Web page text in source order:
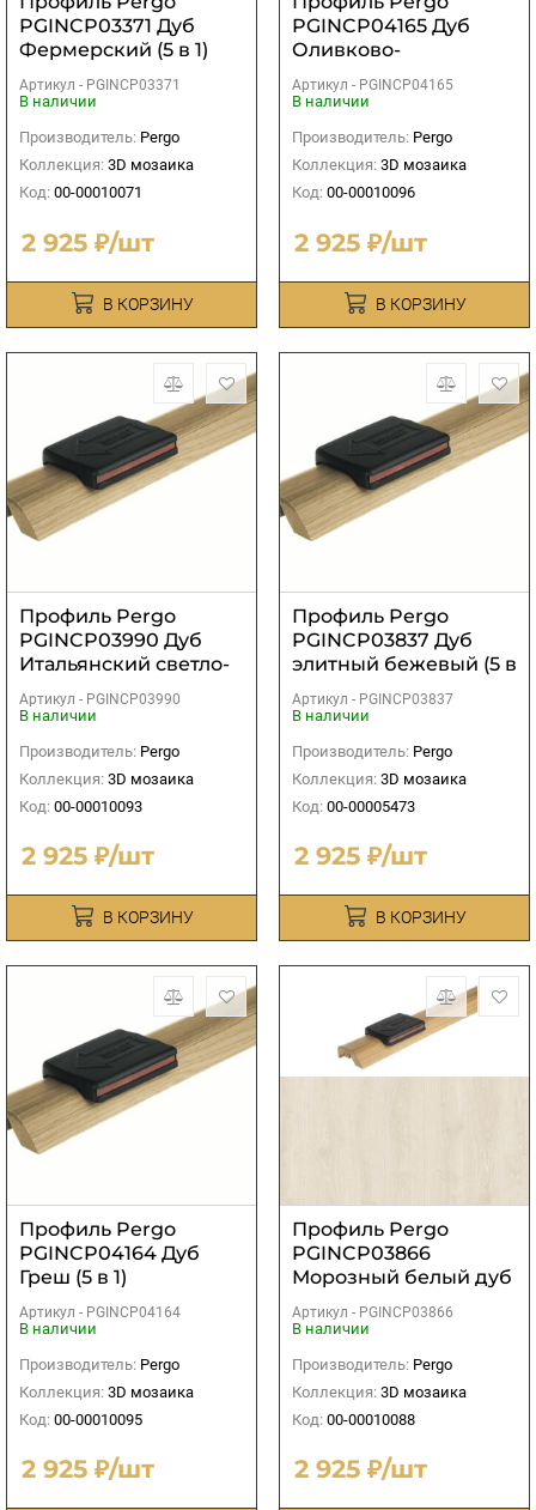
PGINCP03371 Дуб
Фермерский (5 в 1)
Артикул - PGINCP03371
В наличии
Производитель: Pergo
Коллекция: 3D мозаика
Код: 00-00010071
2 925 ₽/шт
В КОРЗИНУ
PGINCP04165 Дуб
Оливково-
Коричневый (5 в 1)
Артикул - PGINCP04165
В наличии
Производитель: Pergo
Коллекция: 3D мозаика
Код: 00-00010096
2 925 ₽/шт
В КОРЗИНУ
Профиль Pergo
PGINCP03990 Дуб
Итальянский светло-
Артикул - PGINCP03990
В наличии
Производитель: Pergo
Коллекция: 3D мозаика
Код: 00-00010093
2 925 ₽/шт
В КОРЗИНУ
Профиль Pergo
PGINCP03837 Дуб
элитный бежевый (5 в
Артикул - PGINCP03837
В наличии
Производитель: Pergo
Коллекция: 3D мозаика
Код: 00-00005473
2 925 ₽/шт
В КОРЗИНУ
Профиль Pergo
PGINCP04164 Дуб
Греш (5 в 1)
Артикул - PGINCP04164
В наличии
Производитель: Pergo
Коллекция: 3D мозаика
Код: 00-00010095
2 925 ₽/шт
Профиль Pergo
PGINCP03866
Морозный белый дуб
Артикул - PGINCP03866
В наличии
Производитель: Pergo
Коллекция: 3D мозаика
Код: 00-00010088
2 925 ₽/шт